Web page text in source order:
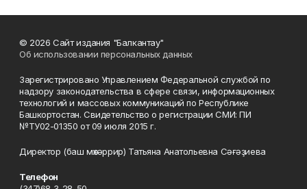
© 2026 Сайт издания "Балкантау"
Об использовании персональных данных
Зарегистрировано Управлением Федеральной службой по
надзору законодательства в сфере связи, информационных
технологий и массовых коммуникаций по Республике
Башкортостан. Свидетельство о регистрации СМИ: ПИ
№ТУ02-01350 от 09 июля 2015 г.
Директор (баш мөхәррир) Татьяна Анатольевна Сәғәҙиева
Телефон